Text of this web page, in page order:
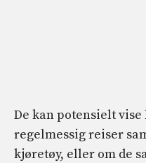
De kan potensielt
regelmessig reiser
kjøretøy, eller om de